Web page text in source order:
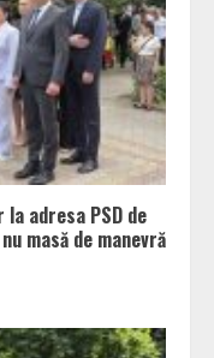
adresa PSD de
masă de manevră